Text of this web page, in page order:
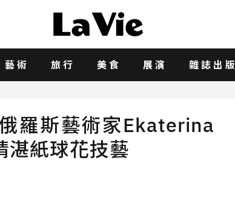
藝術 旅行 美食 展演 雜誌出版
羅斯藝術家Ekaterina
湛紙球花技藝